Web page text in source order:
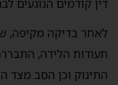
קודמים הנוגעים
בדיקה מקיפה,
הלידה, התבררה
וכן הסב מצד